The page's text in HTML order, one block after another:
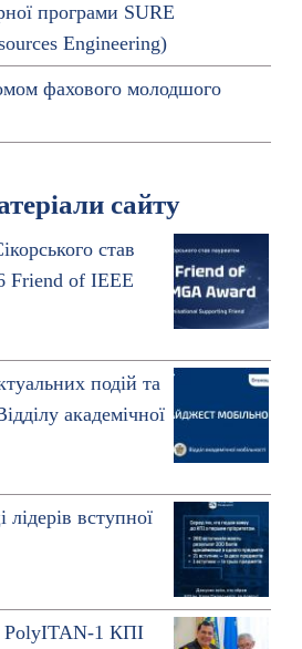
програми SURE
Engineering)
фахового молодшого
сайту
став
Friend of IEEE
подій та
академічної
вступної
PolyITAN-1 КПІ